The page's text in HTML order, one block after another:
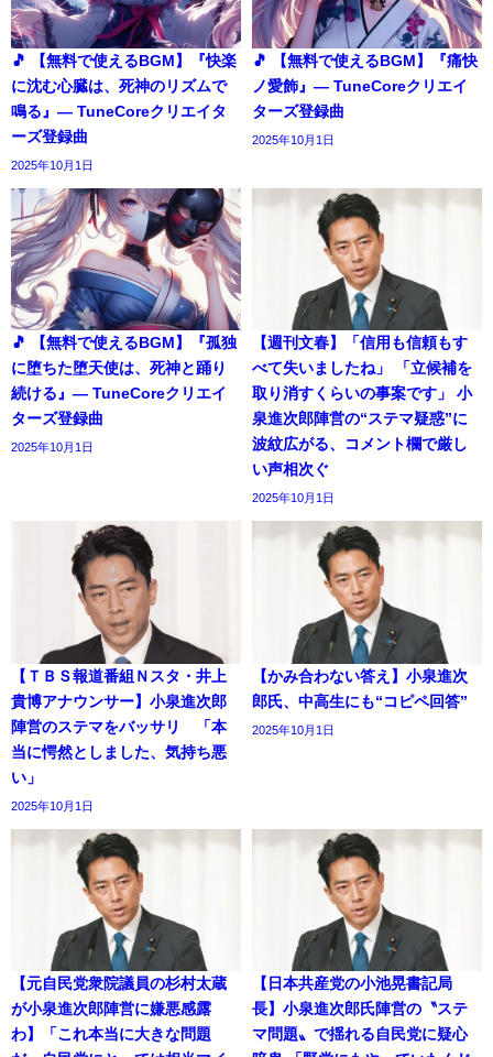
🎵 【無料で使えるBGM】『快楽
に沈む心臓は、死神のリズムで
鳴る』― TuneCoreクリエイタ
ーズ登録曲
2025年10月1日
🎵 【無料で使えるBGM】『痛快
ノ愛飾』― TuneCoreクリエイ
ターズ登録曲
2025年10月1日
🎵 【無料で使えるBGM】『孤独
に堕ちた堕天使は、死神と踊り
続ける』― TuneCoreクリエイ
ターズ登録曲
2025年10月1日
【週刊文春】「信用も信頼もす
べて失いましたね」 「立候補を
取り消すくらいの事案です」 小
泉進次郎陣営の“ステマ疑惑”に
波紋広がる、コメント欄で厳し
い声相次ぐ
2025年10月1日
【ＴＢＳ報道番組Ｎスタ・井上
貴博アナウンサー】小泉進次郎
陣営のステマをバッサリ 「本
当に愕然としました、気持ち悪
い」
2025年10月1日
【かみ合わない答え】小泉進次
郎氏、中高生にも“コピペ回答”
2025年10月1日
【元自民党衆院議員の杉村太蔵
が小泉進次郎陣営に嫌悪感露
わ】「これ本当に大きな問題
【日本共産党の小池晃書記局
長】小泉進次郎氏陣営の〝ステ
マ問題〟で揺れる自民党に疑心